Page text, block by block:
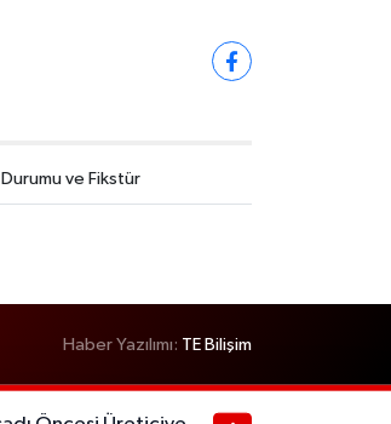
Durumu ve Fikstür
Haber Yazılımı: TE Bilişim